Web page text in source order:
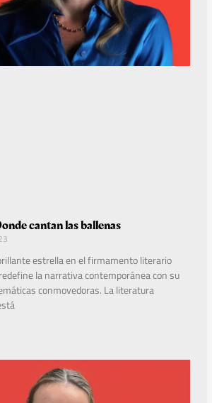
cantan las ballenas
estrella en el firmamento literario
la narrativa contemporánea con su
conmovedoras. La literatura